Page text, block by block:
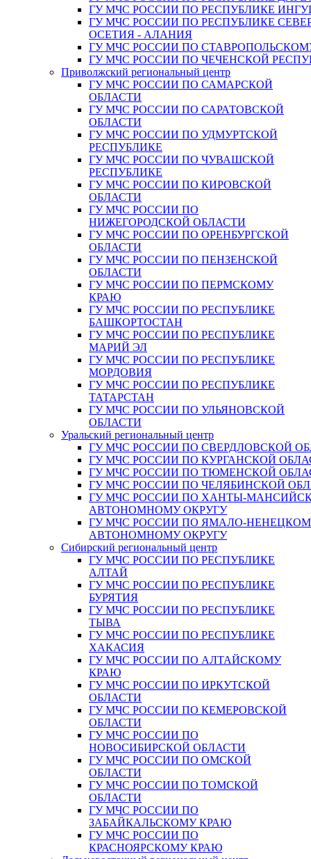
ГУ МЧС РОССИИ ПО РЕСПУБЛИКЕ
ГУ МЧС РОССИИ ПО РЕСПУБЛИКЕ
ОСЕТИЯ - АЛАНИЯ
ГУ МЧС РОССИИ ПО
ГУ МЧС РОССИИ ПО ЧЕЧЕНСКОЙ
Приволжский региональный центр
ГУ МЧС РОССИИ ПО САМАРСКОЙ
ОБЛАСТИ
ГУ МЧС РОССИИ ПО САРАТОВСКОЙ
ОБЛАСТИ
ГУ МЧС РОССИИ ПО УДМУРТСКОЙ
РЕСПУБЛИКЕ
ГУ МЧС РОССИИ ПО ЧУВАШСКОЙ
РЕСПУБЛИКЕ
ГУ МЧС РОССИИ ПО КИРОВСКОЙ
ОБЛАСТИ
ГУ МЧС РОССИИ ПО
НИЖЕГОРОДСКОЙ ОБЛАСТИ
ГУ МЧС РОССИИ ПО ОРЕНБУРГСКОЙ
ОБЛАСТИ
ГУ МЧС РОССИИ ПО ПЕНЗЕНСКОЙ
ОБЛАСТИ
ГУ МЧС РОССИИ ПО ПЕРМСКОМУ
КРАЮ
ГУ МЧС РОССИИ ПО РЕСПУБЛИКЕ
БАШКОРТОСТАН
ГУ МЧС РОССИИ ПО РЕСПУБЛИКЕ
МАРИЙ ЭЛ
ГУ МЧС РОССИИ ПО РЕСПУБЛИКЕ
МОРДОВИЯ
ГУ МЧС РОССИИ ПО РЕСПУБЛИКЕ
ТАТАРСТАН
ГУ МЧС РОССИИ ПО УЛЬЯНОВСКОЙ
ОБЛАСТИ
Уральский региональный центр
ГУ МЧС РОССИИ ПО СВЕРДЛОВСКОЙ
ГУ МЧС РОССИИ ПО КУРГАНСКОЙ
ГУ МЧС РОССИИ ПО ТЮМЕНСКОЙ
ГУ МЧС РОССИИ ПО ЧЕЛЯБИНСКОЙ
ГУ МЧС РОССИИ ПО ХАНТЫ-
АВТОНОМНОМУ ОКРУГУ
ГУ МЧС РОССИИ ПО ЯМАЛО-
АВТОНОМНОМУ ОКРУГУ
Сибирский региональный центр
ГУ МЧС РОССИИ ПО РЕСПУБЛИКЕ
АЛТАЙ
ГУ МЧС РОССИИ ПО РЕСПУБЛИКЕ
БУРЯТИЯ
ГУ МЧС РОССИИ ПО РЕСПУБЛИКЕ
ТЫВА
ГУ МЧС РОССИИ ПО РЕСПУБЛИКЕ
ХАКАСИЯ
ГУ МЧС РОССИИ ПО АЛТАЙСКОМУ
КРАЮ
ГУ МЧС РОССИИ ПО ИРКУТСКОЙ
ОБЛАСТИ
ГУ МЧС РОССИИ ПО КЕМЕРОВСКОЙ
ОБЛАСТИ
ГУ МЧС РОССИИ ПО
НОВОСИБИРСКОЙ ОБЛАСТИ
ГУ МЧС РОССИИ ПО ОМСКОЙ
ОБЛАСТИ
ГУ МЧС РОССИИ ПО ТОМСКОЙ
ОБЛАСТИ
ГУ МЧС РОССИИ ПО
ЗАБАЙКАЛЬСКОМУ КРАЮ
ГУ МЧС РОССИИ ПО
КРАСНОЯРСКОМУ КРАЮ